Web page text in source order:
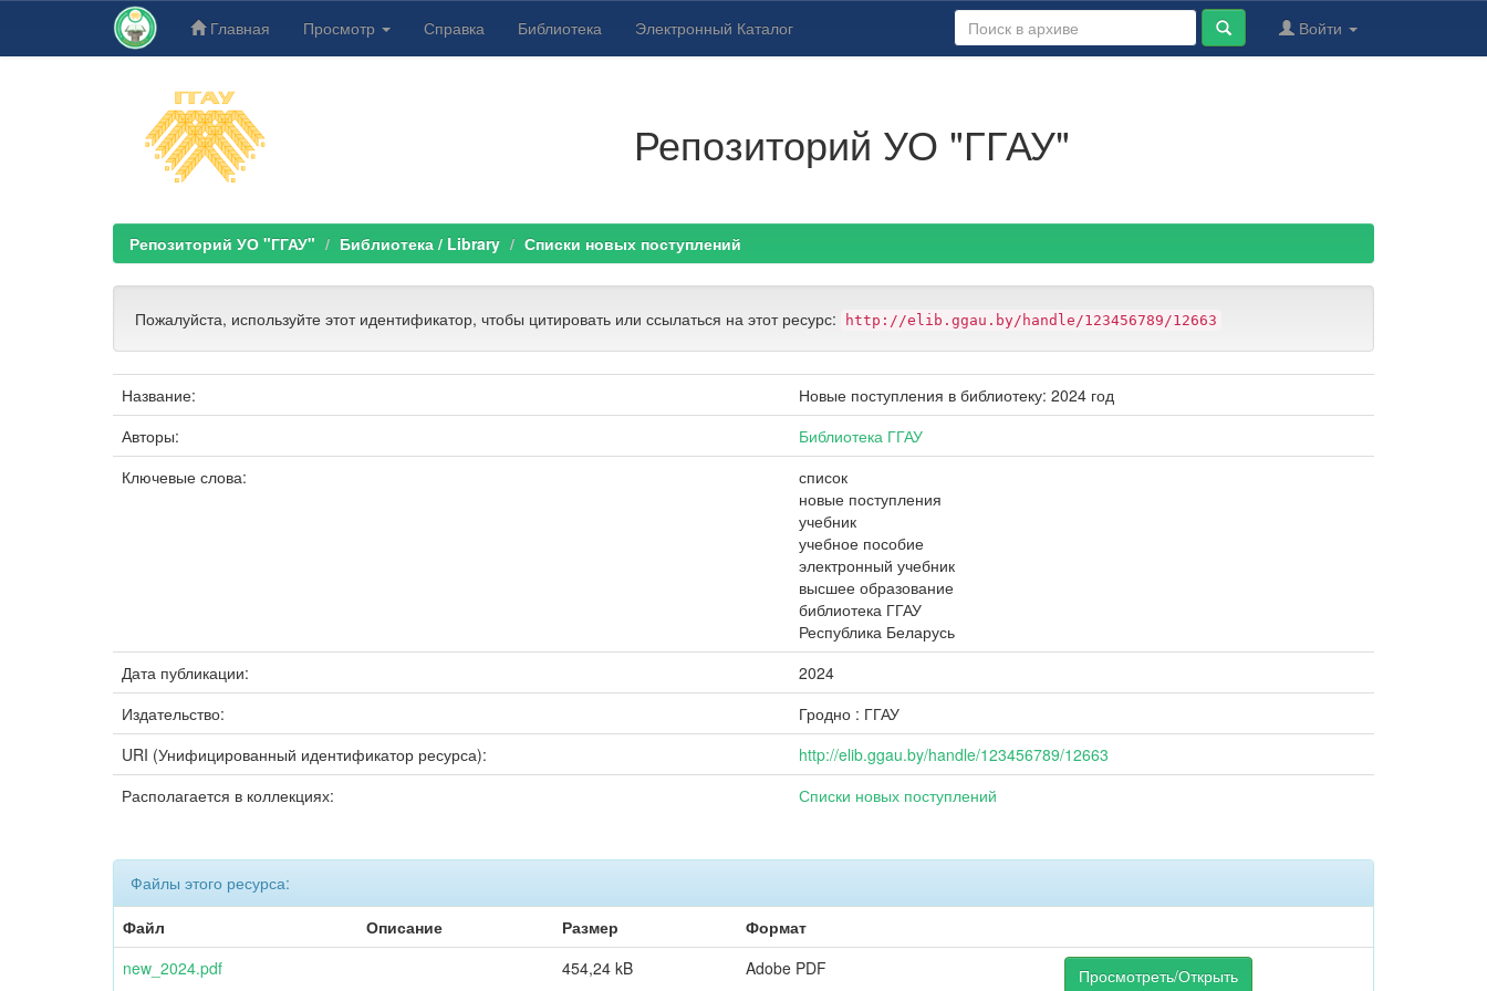
Главная Просмотр Справка Библиотека Электронный Каталог Войти
Репозиторий УО "ГГАУ"
Репозиторий УО "ГГАУ" Библиотека / Library Списки новых поступлений
Пожалуйста, используйте этот идентификатор, чтобы цитировать или ссылаться на этот ресурс: http://elib.ggau.by/handle/123456789/12663
Название:
Новые поступления в библиотеку: 2024 год
Авторы:
Библиотека ГГАУ
Ключевые слова:
список
новые поступления
учебник
учебное пособие
электронный учебник
высшее образование
библиотека ГГАУ
Республика Беларусь
Дата публикации:
2024
Издательство:
Гродно : ГГАУ
URI (Унифицированный идентификатор ресурса):
http://elib.ggau.by/handle/123456789/12663
Располагается в коллекциях:
Списки новых поступлений
Файлы этого ресурса:
Файл
Описание Размер
Формат
new_2024.pdf
454,24 kB Adobe PDF Просмотреть/Открыть